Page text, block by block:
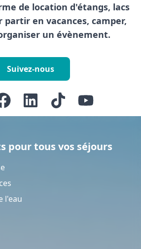
de location d'étangs, lacs
en vacances, camper,
un évènement.
Suivez-nous
pour tous vos séjours
l'eau